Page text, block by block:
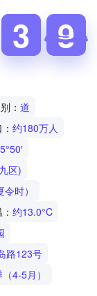
2
2
3
3 8
9
9
： 道
约180万人
区)
时）
约13.0°C
路123号
4-5月）